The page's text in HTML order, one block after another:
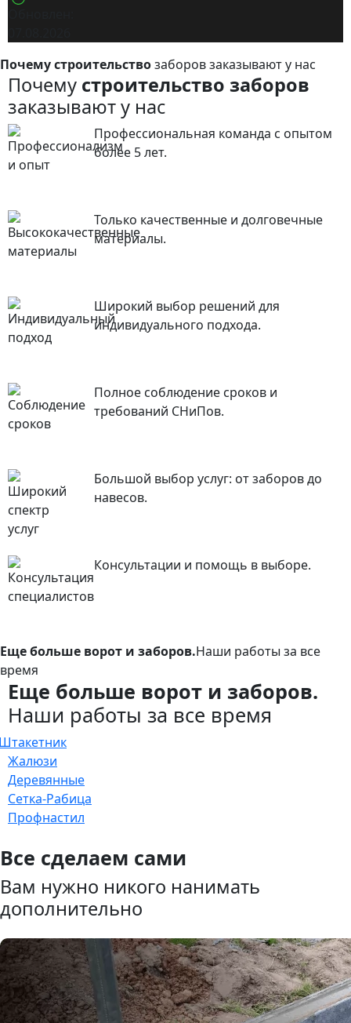
Почему строительствозаборов заказывают у нас
Почему строительство заборов
заказывают у нас
Профессиональная команда с опытом
более 5 лет.
Только качественные и долговечные
материалы.
Широкий выбор решений для
индивидуального подхода.
Полное соблюдение сроков и
требований СНиПов.
Большой выбор услуг: от заборов до
навесов.
Консультации и помощь в выборе.
Еще больше ворот и заборов.Наши работы за все
время
Еще больше ворот и заборов.
Наши работы за все время
Жалюзи
Деревянные
Сетка-Рабица
Профнастил
Все сделаем сами
Вам нужно никого нанимать
дополнительно